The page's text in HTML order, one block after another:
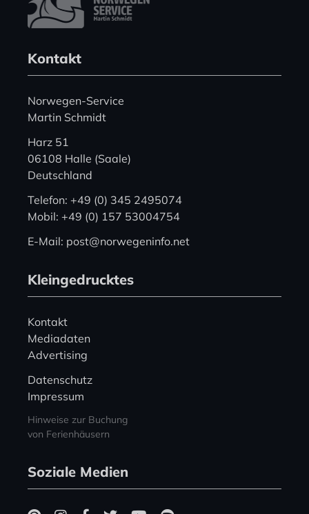
Kontakt
Norwegen-Service
Martin Schmidt
Harz 51
06108 Halle (Saale)
Deutschland
Telefon: +49 (0) 345 2495074
Mobil: +49 (0) 157 53004754
E-Mail: post@norwegeninfo.net
Kleingedrucktes
Kontakt
Mediadaten
Advertising
Datenschutz
Impressum
Hinweise zur Buchung
von Ferienhäusern
Soziale Medien